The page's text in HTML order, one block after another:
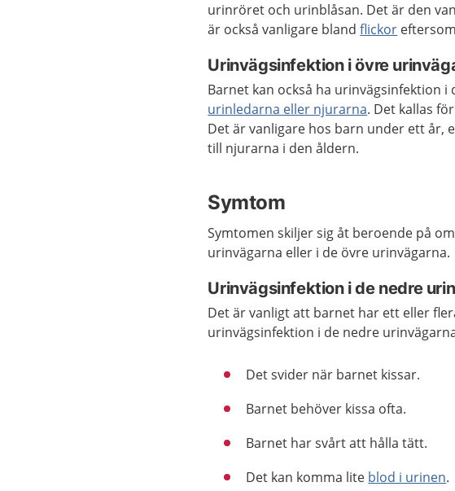
urinröret och urinblåsan. Det är den
är också vanligare blandflickor
Urinvägsinfektion i övre
Barnet kan också ha urinvägsinfektion
urinledarna eller njurarna. Det kallas
Det är vanligare hos barn under ett år,
till njurarna i den åldern.
Symtom
Symtomen skiljer sig åt beroende på
urinvägarna eller i de övre urinvägarna.
Urinvägsinfektion i de nedre
Det är vanligt att barnet har ett eller
urinvägsinfektion i de nedre
Det svider när barnet kissar.
Barnet behöver kissa ofta.
Barnet har svårt att hålla tätt.
Det kan komma lite blod i urinen.